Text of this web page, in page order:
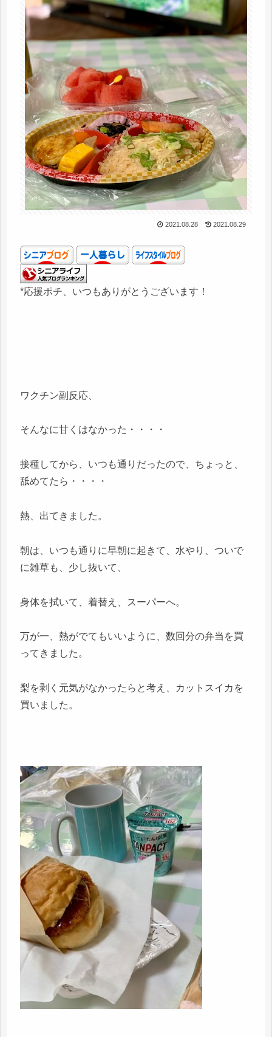
2021.08.28 2021.08.29
*応援ポチ、いつもありがとうございます！
ワクチン副反応、
そんなに甘くはなかった・・・・
接種してから、いつも通りだったので、ちょっと、
舐めてたら・・・・
熱、出てきました。
朝は、いつも通りに早朝に起きて、水やり、ついで
に雑草も、少し抜いて、
身体を拭いて、着替え、スーパーへ。
万が一、熱がでてもいいように、数回分の弁当を買
ってきました。
梨を剥く元気がなかったらと考え、カットスイカを
買いました。